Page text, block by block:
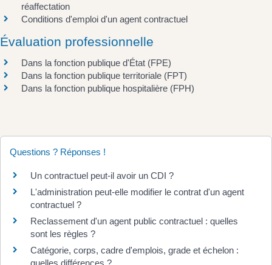
réaffectation
Conditions d'emploi d'un agent contractuel
Évaluation professionnelle
Dans la fonction publique d'État (FPE)
Dans la fonction publique territoriale (FPT)
Dans la fonction publique hospitalière (FPH)
Questions ? Réponses !
Un contractuel peut-il avoir un CDI ?
L'administration peut-elle modifier le contrat d'un agent
contractuel ?
Reclassement d'un agent public contractuel : quelles
sont les règles ?
Catégorie, corps, cadre d'emplois, grade et échelon :